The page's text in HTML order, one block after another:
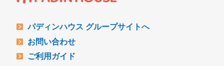
パディンハウス グループサイトへ
お問い合わせ
ご利用ガイド